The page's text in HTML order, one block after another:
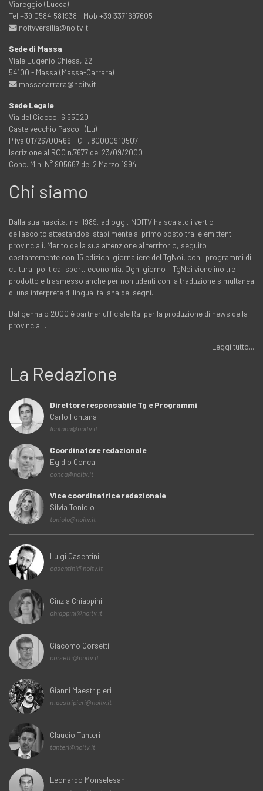
Viareggio (Lucca)
Tel +39 0584 581938 - Mob +39 3371697605
noitvversilia@noitv.it
Sede di Massa
Viale Eugenio Chiesa, 22
54100 - Massa (Massa-Carrara)
massacarrara@noitv.it
Sede Legale
Via del Ciocco, 6 55020
Castelvecchio Pascoli (Lu)
P.iva 01726700469 - C.F. 80000910507
Iscrizione al ROC n.7677 del 23/09/2000
Conc. Min. N° 905667 del 2 Marzo 1994
Chi siamo
Dalla sua nascita, nel 1989, ad oggi, NOITV ha scalato i vertici
dell'ascolto attestandosi stabilmente al primo posto tra le emittenti
provinciali. Merito della sua attenzione al territorio, seguito
costantemente con 15 edizioni giornaliere del TgNoi, con i programmi di
cultura, politica, sport, economia. Ogni giorno il TgNoi viene inoltre
prodotto e trasmesso anche per non udenti con la traduzione simultanea
di una interprete di lingua italiana dei segni.
Dal gennaio 2000 è partner ufficiale Rai per la produzione di news della
provincia…
Leggi tutto...
La Redazione
Direttore responsabile Tg e Programmi
Carlo Fontana
fontana@noitv.it
Coordinatore redazionale
Egidio Conca
conca@noitv.it
Vice coordinatrice redazionale
Silvia Toniolo
toniolo@noitv.it
Luigi Casentini
casentini@noitv.it
Cinzia Chiappini
chiappini@noitv.it
Giacomo Corsetti
corsetti@noitv.it
Gianni Maestripieri
maestripieri@noitv.it
Claudio Tanteri
tanteri@noitv.it
Leonardo Monselesan